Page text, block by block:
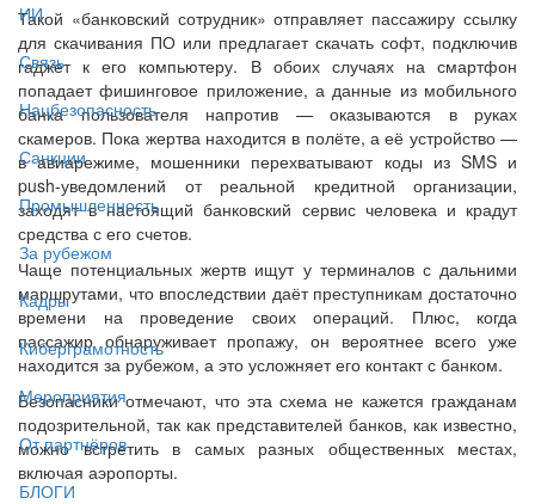
ИИ
Связь
Нацбезопасность
Санкции
Промышленность
За рубежом
Кадры
Киберграмотность
Мероприятия
От партнёров
БЛОГИ
Такой «банковский сотрудник» отправляет пассажиру ссылку
для скачивания ПО или предлагает скачать софт, подключив
гаджет к его компьютеру. В обоих случаях на смартфон
попадает фишинговое приложение, а данные из мобильного
банка пользователя напротив — оказываются в руках
скамеров. Пока жертва находится в полёте, а её устройство —
в авиарежиме, мошенники перехватывают коды из SMS и
push-уведомлений от реальной кредитной организации,
заходят в настоящий банковский сервис человека и крадут
средства с его счетов.
Чаще потенциальных жертв ищут у терминалов с дальними
маршрутами, что впоследствии даёт преступникам достаточно
времени на проведение своих операций. Плюс, когда
пассажир обнаруживает пропажу, он вероятнее всего уже
находится за рубежом, а это усложняет его контакт с банком.
Безопасники отмечают, что эта схема не кажется гражданам
подозрительной, так как представителей банков, как известно,
можно встретить в самых разных общественных местах,
включая аэропорты.